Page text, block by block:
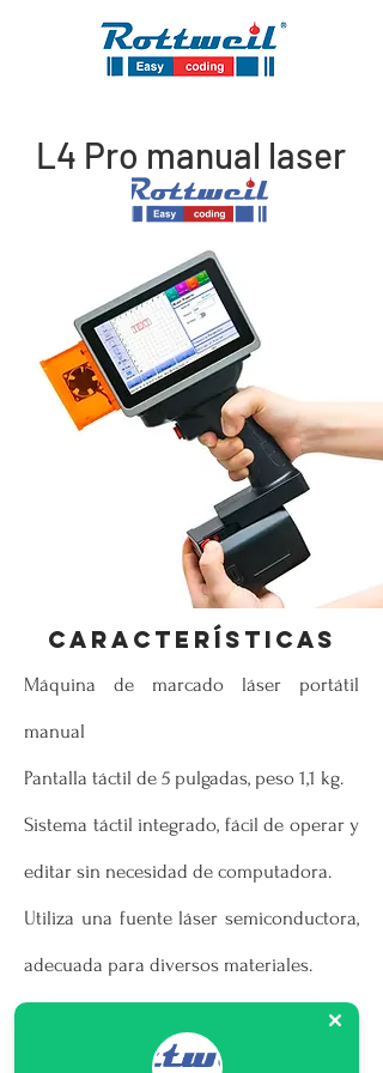
L4 Pro manual laser
CARACTERÍSTICAS
Máquina de marcado láser portátil
manual
Pantalla táctil de 5 pulgadas, peso 1,1 kg.
Sistema táctil integrado, fácil de operar y
editar sin necesidad de computadora.
Utiliza una fuente láser semiconductora,
adecuada para diversos materiales.
Batería de litio de gran capacidad de 9000